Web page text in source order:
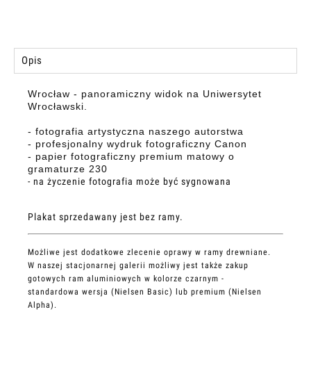
Opis
Wrocław - panoramiczny widok na Uniwersytet
Wrocławski.
- fotografia artystyczna naszego autorstwa
- profesjonalny wydruk fotograficzny Canon
- papier fotograficzny premium matowy o
gramaturze 230
- na życzenie fotografia może być sygnowana
Plakat sprzedawany jest bez ramy.
Możliwe jest dodatkowe zlecenie oprawy w ramy drewniane.
W naszej stacjonarnej galerii możliwy jest także zakup
gotowych ram aluminiowych w kolorze czarnym -
standardowa wersja (Nielsen Basic) lub premium (Nielsen
Alpha).